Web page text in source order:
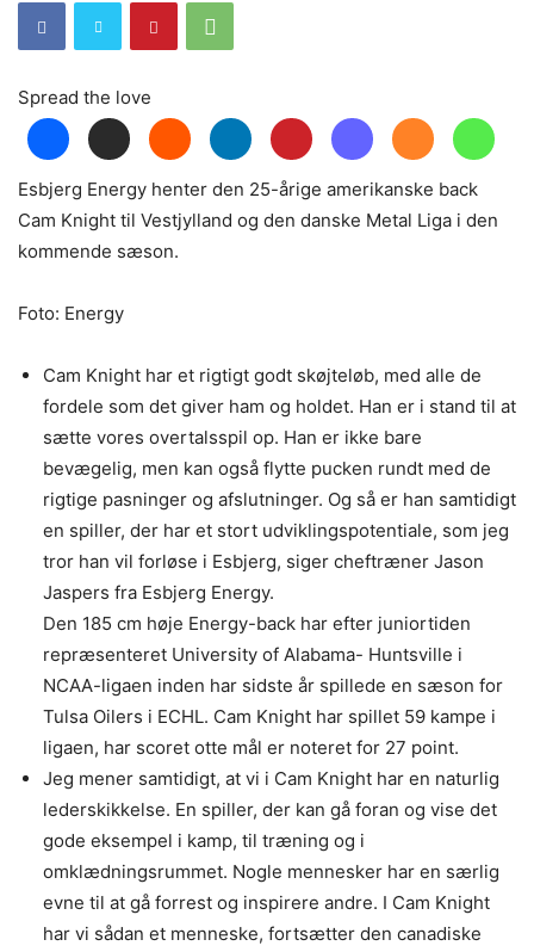
Spread the love
Esbjerg Energy henter den 25-årige amerikanske back
Cam Knight til Vestjylland og den danske Metal Liga i den
kommende sæson.
Foto: Energy
Cam Knight har et rigtigt godt skøjteløb, med alle de
fordele som det giver ham og holdet. Han er i stand til at
sætte vores overtalsspil op. Han er ikke bare
bevægelig, men kan også flytte pucken rundt med de
rigtige pasninger og afslutninger. Og så er han samtidigt
en spiller, der har et stort udviklingspotentiale, som jeg
tror han vil forløse i Esbjerg, siger cheftræner Jason
Jaspers fra Esbjerg Energy.
Den 185 cm høje Energy-back har efter juniortiden
repræsenteret University of Alabama- Huntsville i
NCAA-ligaen inden har sidste år spillede en sæson for
Tulsa Oilers i ECHL. Cam Knight har spillet 59 kampe i
ligaen, har scoret otte mål er noteret for 27 point.
Jeg mener samtidigt, at vi i Cam Knight har en naturlig
lederskikkelse. En spiller, der kan gå foran og vise det
gode eksempel i kamp, til træning og i
omklædningsrummet. Nogle mennesker har en særlig
evne til at gå forrest og inspirere andre. I Cam Knight
har vi sådan et menneske, fortsætter den canadiske